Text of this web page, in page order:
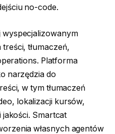
no-code.
wyspecjalizowanym
tłumaczeń,
Platforma
narzędzia do
w tym tłumaczeń
lokalizacji kursów,
jakości. Smartcat
własnych agentów